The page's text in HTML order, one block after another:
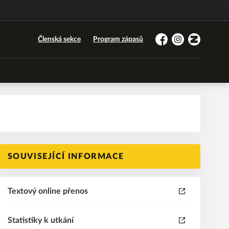
Členská sekce Program zápasů
FacebookInstagramZonerama
SOUVISEJÍCÍ INFORMACE
Textový online přenos
Statistiky k utkání